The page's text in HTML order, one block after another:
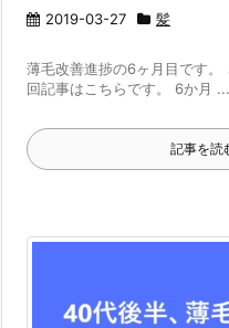
2019-03-27 髪
薄毛改善進捗の6ヶ月目です
回記事はこちらです。 6か月 ...
記事を読